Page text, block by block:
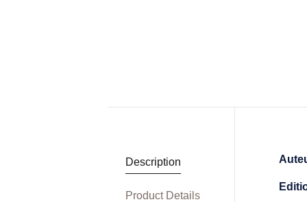
Description
Product Details